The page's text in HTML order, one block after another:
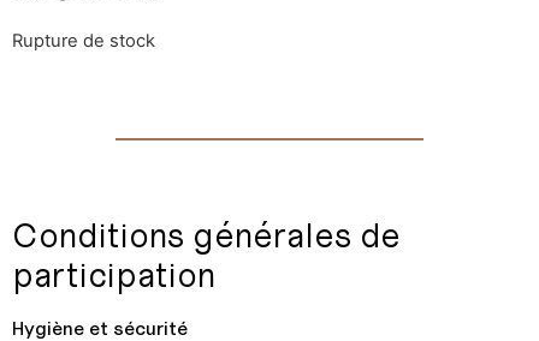
Rupture de stock
Conditions générales de
participation
Hygiène et sécurité